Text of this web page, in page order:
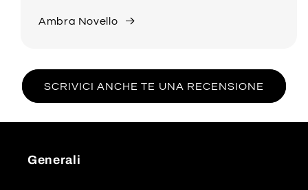
Ambra Novello
SCRIVICI ANCHE TE UNA RECENSIONE
Generali